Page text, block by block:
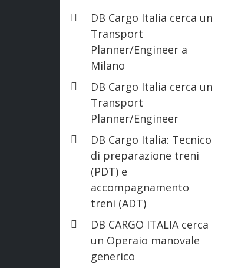
DB Cargo Italia cerca un
Transport
Planner/Engineer a
Milano
DB Cargo Italia cerca un
Transport
Planner/Engineer
DB Cargo Italia: Tecnico
di preparazione treni
(PDT) e
accompagnamento
treni (ADT)
DB CARGO ITALIA cerca
un Operaio manovale
generico